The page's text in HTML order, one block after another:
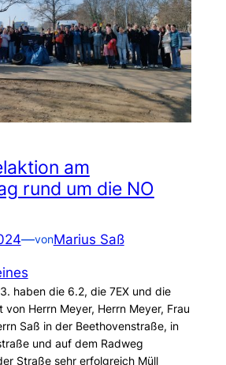
am
rund um die NO
—vonMarius Saß
haben die 6.2, die 7EX und die
von Herrn Meyer, Herrn Meyer, Frau
Saß in der Beethovenstraße, in
und auf dem Radweg
Straße sehr erfolgreich Müll